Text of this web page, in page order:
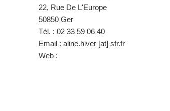
22, Rue De L'Europe
50850 Ger
Tél. : 02 33 59 06 40
Email : aline.hiver [at] sfr.fr
Web :